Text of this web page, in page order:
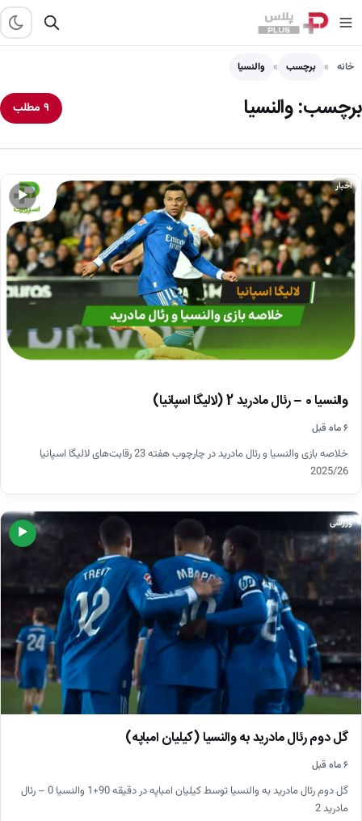
خانه برچسب والنسیا
برچسب:والنسیا ۹ مطلب
▶
اخبار
والنسیا 0 – رئال مادرید 2 (لالیگا اسپانیا)
۶ ماه قبل
خلاصه بازی والنسیا و رئال مادرید در چارچوب هفته 23 رقابت‌های لالیگا اسپانیا
2025/26
▶
ورزشی
گل دوم رئال مادرید به والنسیا (کیلیان امباپه)
۶ ماه قبل
گل دوم رئال مادرید به والنسیا توسط کیلیان امباپه در دقیقه 90+1 والنسیا 0 – رئال
مادرید 2